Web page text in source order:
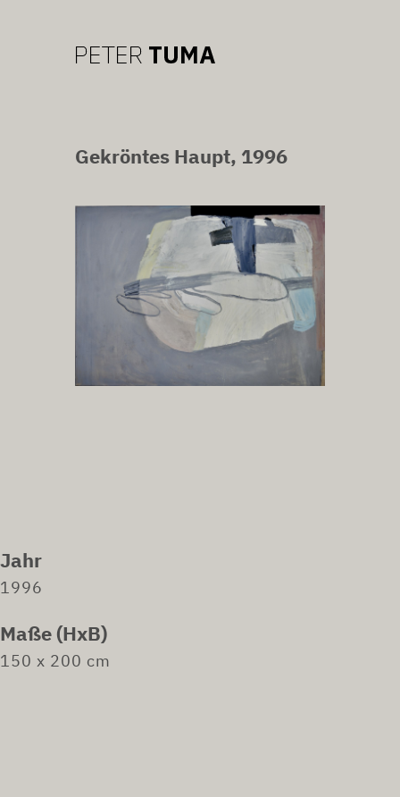
Gekröntes Haupt, 1996
Jahr
1996
Maße (HxB)
150 x 200 cm